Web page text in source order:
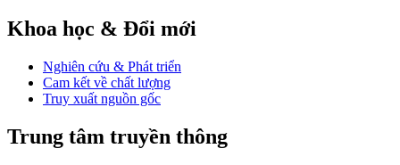
Khoa học & Đổi mới
Nghiên cứu & Phát triển
Cam kết về chất lượng
Truy xuất nguồn gốc
Trung tâm truyền thông